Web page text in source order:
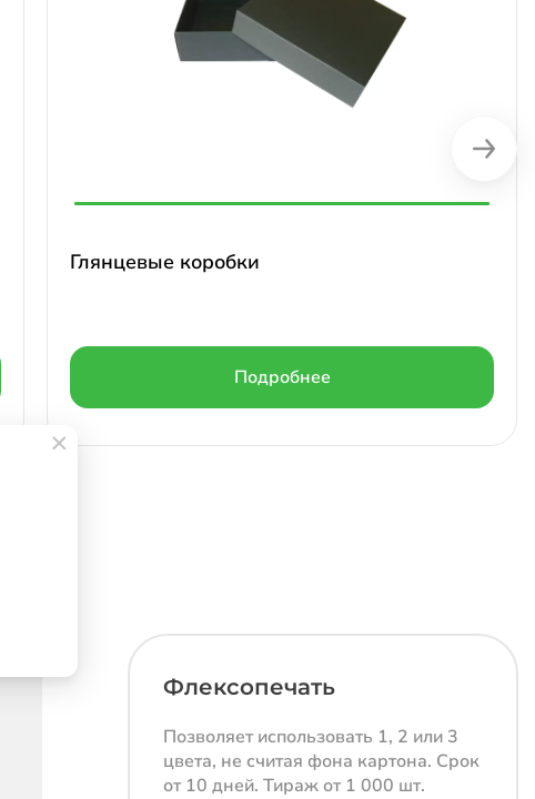
Глянцевые коробки
Подробнее
Флексопечать
Позволяет использовать 1, 2 или 3
цвета, не считая фона картона. Срок
от 10 дней. Тираж от 1 000 шт.